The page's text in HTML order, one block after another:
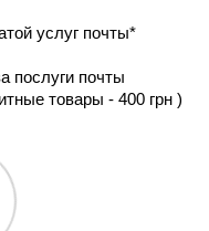
услуг почты*
послуги почты
товары - 400 грн )